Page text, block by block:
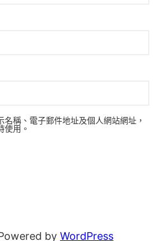
名稱、電子郵件地址及個人網站網址，
使用。
by WordPress